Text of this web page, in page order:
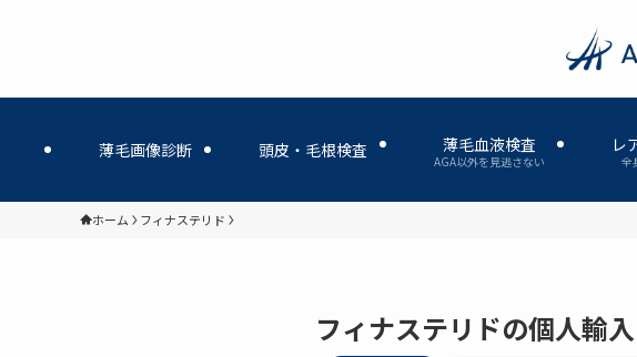
薄毛画像診断 頭皮・毛根検査 薄毛血液検査
AGA以外を見逃さない
レ
全
ホーム フィナステリド
フィナステリドの個人輸